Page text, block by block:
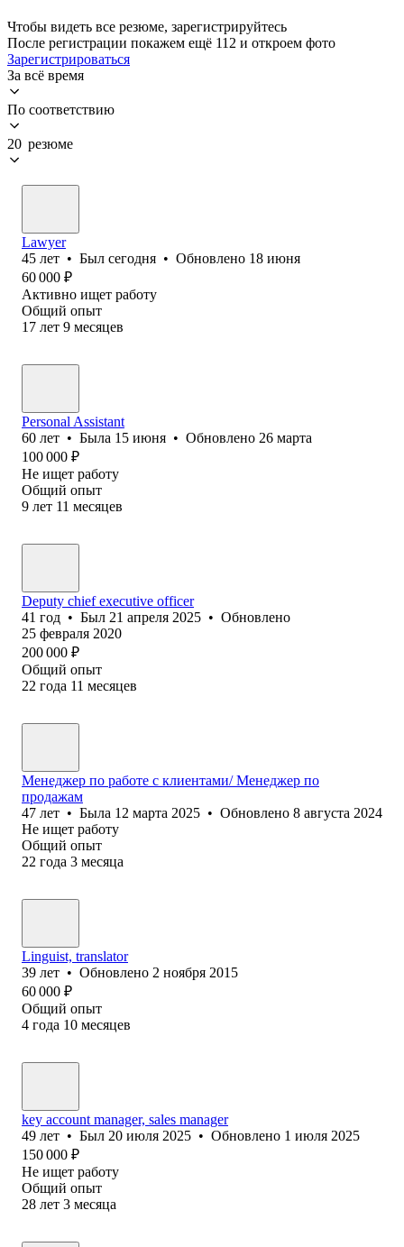
Чтобы видеть все резюме, зарегистрируйтесь
После регистрации покажем ещё 112 и откроем фото
Зарегистрироваться
За всё время
По соответствию
20 резюме
Lawyer
45 лет • Был сегодня • Обновлено 18 июня
60 000 ₽
Активно ищет работу
Общий опыт
17 лет 9 месяцев
Personal Assistant
60 лет • Была 15 июня • Обновлено 26 марта
100 000 ₽
Не ищет работу
Общий опыт
9 лет 11 месяцев
Deputy chief executive officer
41 год • Был 21 апреля 2025 • Обновлено
25 февраля 2020
200 000 ₽
Общий опыт
22 года 11 месяцев
Менеджер по работе с клиентами/ Менеджер по
продажам
47 лет • Была 12 марта 2025 • Обновлено 8 августа 2024
Не ищет работу
Общий опыт
22 года 3 месяца
Linguist, translator
39 лет • Обновлено 2 ноября 2015
60 000 ₽
Общий опыт
4 года 10 месяцев
key account manager, sales manager
49 лет • Был 20 июля 2025 • Обновлено 1 июля 2025
150 000 ₽
Не ищет работу
Общий опыт
28 лет 3 месяца